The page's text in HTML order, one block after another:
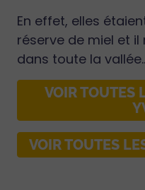
En effet, elles
réserve de miel et il
dans toute la
VOIR TOUTES
VOIR TOUTES